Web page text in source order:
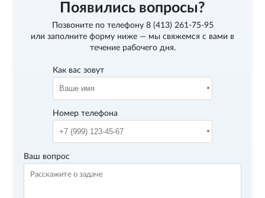
Появились вопросы?
Позвоните по телефону 8 (413) 261-75-95
или заполните форму ниже — мы свяжемся с вами в
течение рабочего дня.
Как вас зовут
Номер телефона
Ваш вопрос